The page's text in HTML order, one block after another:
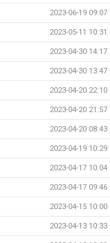
2023-06-19 09:07
2023-05-11 10:31
2023-04-30 14:17
2023-04-30 13:47
2023-04-20 22:10
2023-04-20 21:57
2023-04-20 08:43
2023-04-19 10:29
2023-04-17 10:04
2023-04-17 09:46
2023-04-15 10:00
2023-04-13 10:33